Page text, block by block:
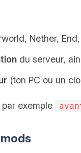
Nether,
du serveur,
(ton PC ou un
exemple